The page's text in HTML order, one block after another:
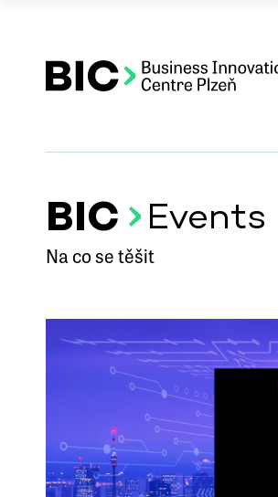
BIC Events
Na co se těšit